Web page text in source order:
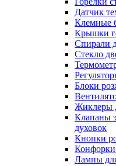
Датчик
Клемные
Крышки
Спирали
Стекло
Блоки
Жиклеры
Клапаны
духовок
Кнопки
Конфорки
Лампы